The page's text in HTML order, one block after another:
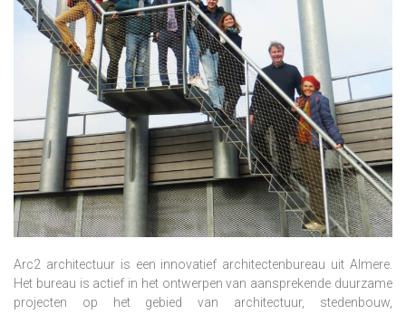
Arc2 architectuur is een innovatief architectenbureau uit Almere.
Het bureau is actief in het ontwerpen van aansprekende duurzame
projecten op het gebied van architectuur, stedenbouw,